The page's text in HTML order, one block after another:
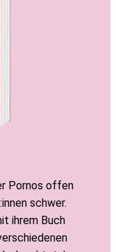
Pornos offen
schwer.
ihrem Buch